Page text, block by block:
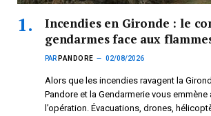
Incendies en Gironde : le
gendarmes face aux
PAR PANDORE 02/08/2026
Alors que les incendies ravagent la
Pandore et la Gendarmerie vous
l’opération. Évacuations, drones,